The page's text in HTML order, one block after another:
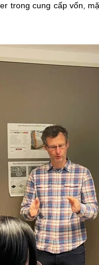
trong cung cấp vốn,